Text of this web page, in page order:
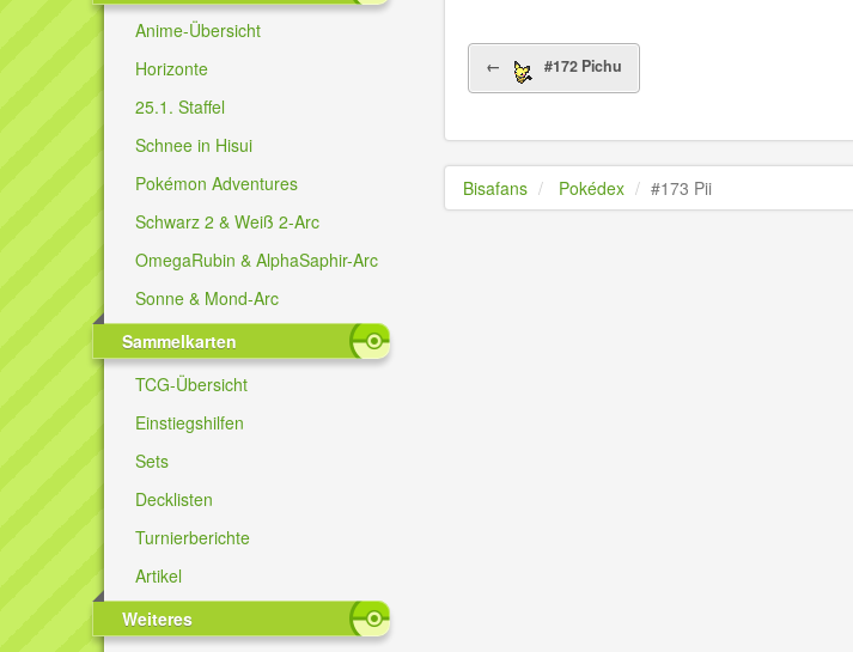
Anime-Übersicht
Horizonte
25.1. Staffel
Schnee in Hisui
Pokémon Adventures
Schwarz 2 & Weiß 2-Arc
OmegaRubin & AlphaSaphir-Arc
Sonne & Mond-Arc
Sammelkarten
TCG-Übersicht
Einstiegshilfen
Sets
Decklisten
Turnierberichte
Artikel
Weiteres
← #172 Pichu
Bisafans Pokédex #173 Pii